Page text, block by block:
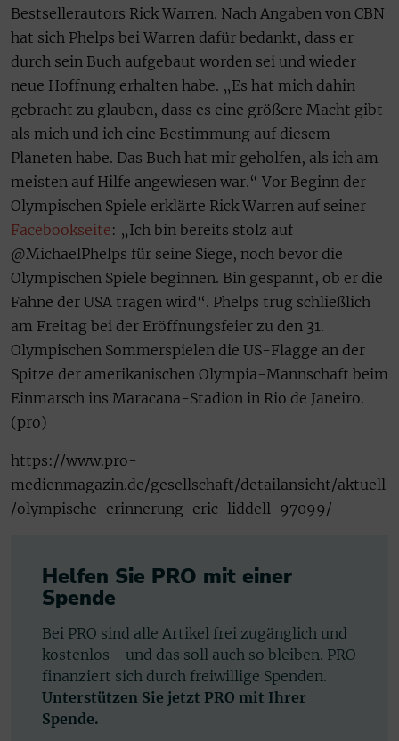
Bestsellerautors Rick Warren. Nach Angaben von CBN
hat sich Phelps bei Warren dafür bedankt, dass er
durch sein Buch aufgebaut worden sei und wieder
neue Hoffnung erhalten habe. „Es hat mich dahin
gebracht zu glauben, dass es eine größere Macht gibt
als mich und ich eine Bestimmung auf diesem
Planeten habe. Das Buch hat mir geholfen, als ich am
meisten auf Hilfe angewiesen war.“ Vor Beginn der
Olympischen Spiele erklärte Rick Warren auf seiner
Facebookseite: „Ich bin bereits stolz auf
@MichaelPhelps für seine Siege, noch bevor die
Olympischen Spiele beginnen. Bin gespannt, ob er die
Fahne der USA tragen wird“. Phelps trug schließlich
am Freitag bei der Eröffnungsfeier zu den 31.
Olympischen Sommerspielen die US-Flagge an der
Spitze der amerikanischen Olympia-Mannschaft beim
Einmarsch ins Maracana-Stadion in Rio de Janeiro.
(pro)
https://www.pro-
medienmagazin.de/gesellschaft/detailansicht/aktuell
/olympische-erinnerung-eric-liddell-97099/
Helfen Sie PRO mit einer
Spende
Bei PRO sind alle Artikel frei zugänglich und
kostenlos - und das soll auch so bleiben. PRO
finanziert sich durch freiwillige Spenden.
Unterstützen Sie jetzt PRO mit Ihrer
Spende.